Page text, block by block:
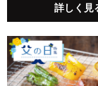
詳しく見